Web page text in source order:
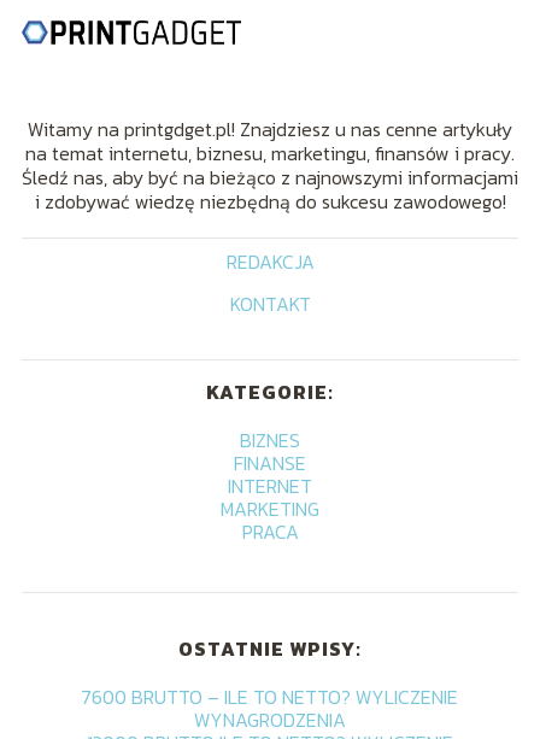
Witamy na printgdget.pl! Znajdziesz u nas cenne artykuły
na temat internetu, biznesu, marketingu, finansów i pracy.
Śledź nas, aby być na bieżąco z najnowszymi informacjami
i zdobywać wiedzę niezbędną do sukcesu zawodowego!
REDAKCJA
KONTAKT
KATEGORIE:
BIZNES
FINANSE
INTERNET
MARKETING
PRACA
OSTATNIE WPISY:
7600 BRUTTO – ILE TO NETTO? WYLICZENIE
WYNAGRODZENIA